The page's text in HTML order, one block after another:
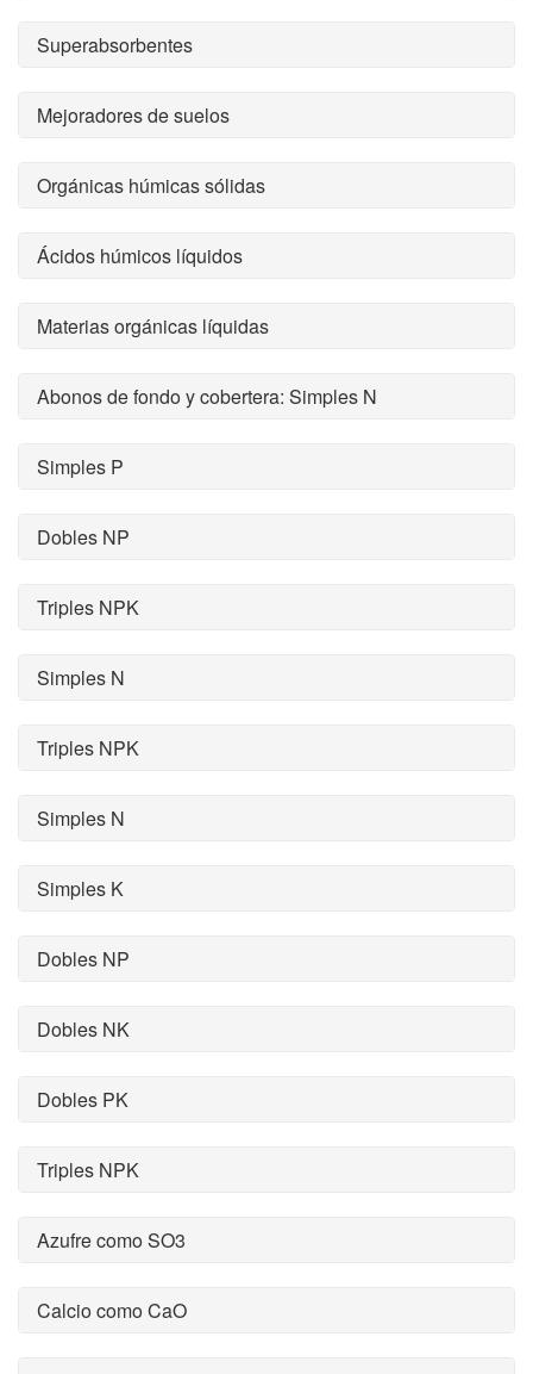
Superabsorbentes
Mejoradores de suelos
Orgánicas húmicas sólidas
Ácidos húmicos líquidos
Materias orgánicas líquidas
Abonos de fondo y cobertera: Simples N
Simples P
Dobles NP
Triples NPK
Simples N
Triples NPK
Simples N
Simples K
Dobles NP
Dobles NK
Dobles PK
Triples NPK
Azufre como SO3
Calcio como CaO